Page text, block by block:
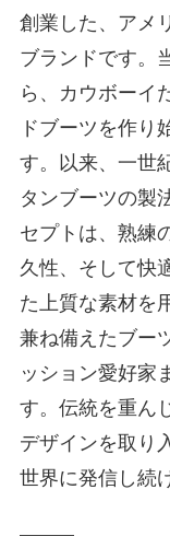
創業した、アメ
ブランドです。
ら、カウボーイ
ドブーツを作り
す。以来、一世
タンブーツの製
セプトは、熟練
久性、そして快
た上質な素材を
兼ね備えたブー
ッション愛好家
す。伝統を重ん
デザインを取り
世界に発信し続